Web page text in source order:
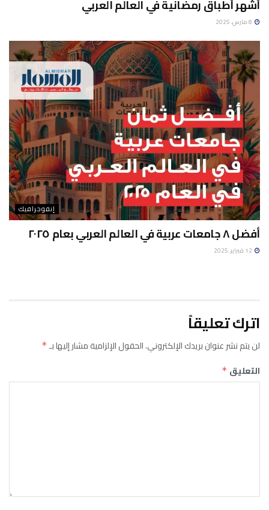
أشهر أطباق رمضانية في العالم العربي
إنفوجرافيك
أفضل ٨ جامعات عربية في العالم العربي بعام ٢٠٢٥
اترك تعليقاً
لن يتم نشر عنوان بريدك الإلكتروني.الحقول الإلزامية مشار إليها بـ*
التعليق *